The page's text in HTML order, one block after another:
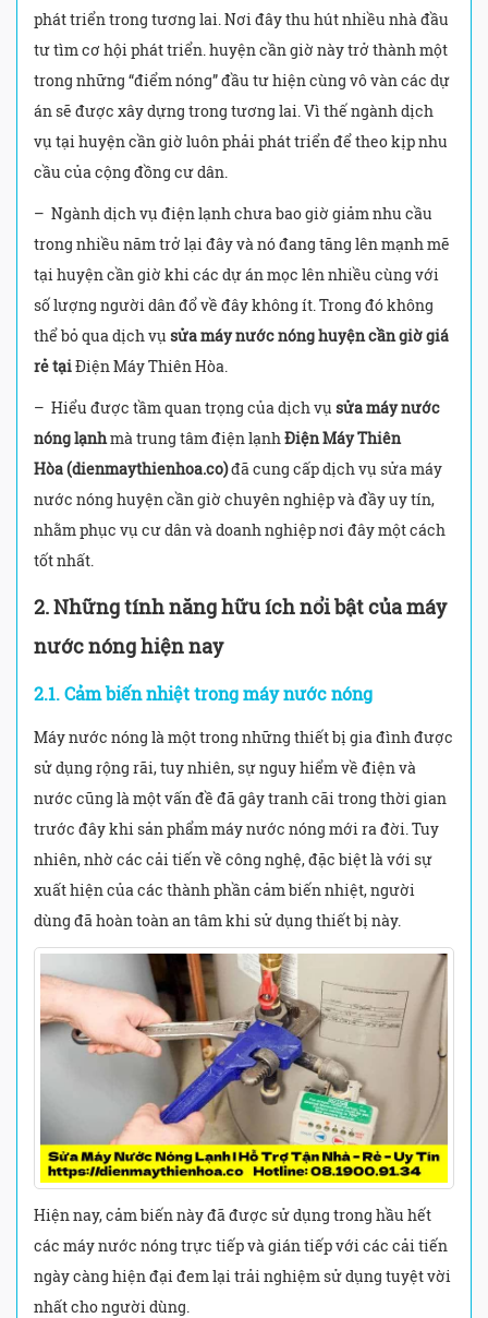
phát triển trong tương lai. Nơi đây thu hút nhiều nhà đầu
tư tìm cơ hội phát triển. huyện cần giờ này trở thành một
trong những “điểm nóng” đầu tư hiện cùng vô vàn các dự
án sẽ được xây dựng trong tương lai. Vì thế ngành dịch
vụ tại huyện cần giờ luôn phải phát triển để theo kịp nhu
cầu của cộng đồng cư dân.
– Ngành dịch vụ điện lạnh chưa bao giờ giảm nhu cầu
trong nhiều năm trở lại đây và nó đang tăng lên mạnh mẽ
tại huyện cần giờ khi các dự án mọc lên nhiều cùng với
số lượng người dân đổ về đây không ít. Trong đó không
thể bỏ qua dịch vụ sửa máy nước nóng huyện cần giờ giá
rẻ tạiĐiện Máy Thiên Hòa.
– Hiểu được tầm quan trọng của dịch vụ sửa máy nước
nóng lạnhmà trung tâm điện lạnh Điện Máy Thiên
Hòa(dienmaythienhoa.co)đã cung cấp dịch vụ sửa máy
nước nóng huyện cần giờ chuyên nghiệp và đầy uy tín,
nhằm phục vụ cư dân và doanh nghiệp nơi đây một cách
tốt nhất.
2.Những tính năng hữu ích nổi bật của máy
nước nóng hiện nay
2.1. Cảm biến nhiệt trong máy nước nóng
Máy nước nóng là một trong những thiết bị gia đình được
sử dụng rộng rãi, tuy nhiên, sự nguy hiểm về điện và
nước cũng là một vấn đề đã gây tranh cãi trong thời gian
trước đây khi sản phẩm máy nước nóng mới ra đời. Tuy
nhiên, nhờ các cải tiến về công nghệ, đặc biệt là với sự
xuất hiện của các thành phần cảm biến nhiệt, người
dùng đã hoàn toàn an tâm khi sử dụng thiết bị này.
Hiện nay, cảm biến này đã được sử dụng trong hầu hết
các máy nước nóng trực tiếp và gián tiếp với các cải tiến
ngày càng hiện đại đem lại trải nghiệm sử dụng tuyệt vời
nhất cho người dùng.